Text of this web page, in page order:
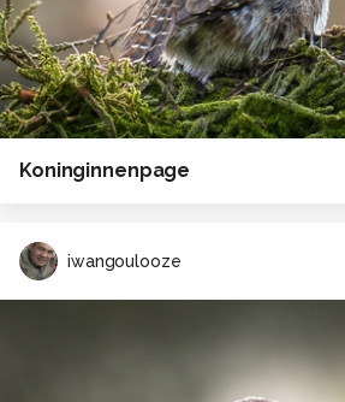
Koninginnenpage
iwangoulooze